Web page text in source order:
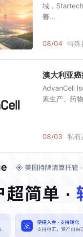
域，
善...
08/04 特殊
澳大利亚
AdvanCell
素生产、药
08/03 私有